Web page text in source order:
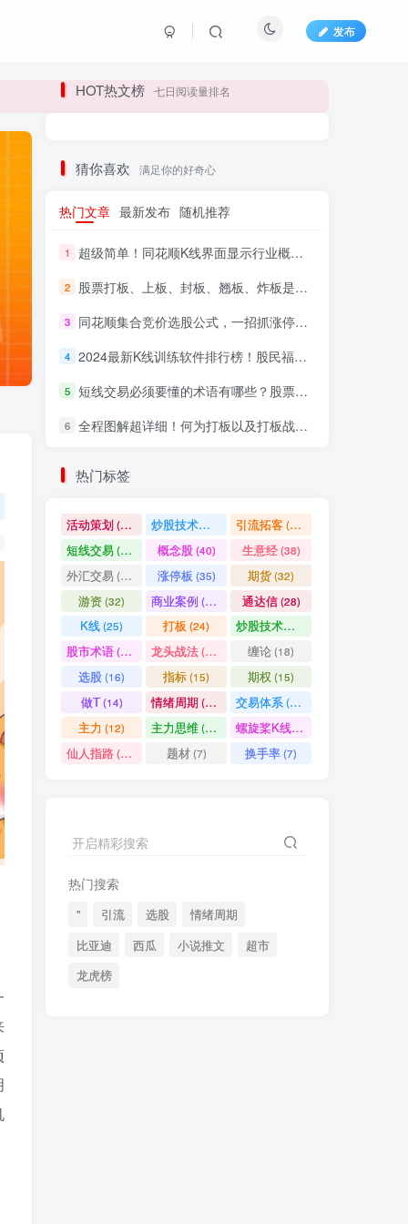
发布
新各大精品创业项目！
HOT热文榜 七日阅读量排名
猜你喜欢 满足你的好奇心
热门文章 最新发布 随机推荐
1 超级简单！同花顺K线界面显示行业概念指标代码图解
2 股票打板、上板、封板、翘板、炸板是什么意思？炒股你必须懂的暗语！
3 同花顺集合竞价选股公式，一招抓涨停让你秒变打板高手！
4 2024最新K线训练软件排行榜！股民福利，十款专业分析工具全揭秘！
5 短线交易必须要懂的术语有哪些？股票分时水上、水下是什么意思？
6 全程图解超详细！何为打板以及打板战法的精髓
热门标签
活动策划(49) 炒股技术指标 (48)引流拓客(46)
短线交易(40) 概念股(40) 生意经(38)
外汇交易 (37) 涨停板 (35) 期货(32)
游资 (32) 商业案例 (30) 通达信(28)
K线(25) 打板 (24) 炒股技术形态
股市术语(21) 龙头战法(20) 缠论(18)
选股(16) 指标(15) 期权 (15)
做T(14) 情绪周期 (14) 交易体系(12)
主力 (12) 主力思维(12) 螺旋桨K线
(11)
仙人指路(10) 题材(7) 换手率(7)
开启精彩搜索
热门搜索
" 引流 选股
情绪周期
比亚迪
西瓜 小说推文
超市
龙虎榜
登录 注册
七日阅读量排名
满足你的好奇心
热门文章 最新发布 随机推荐
1 超级简单！同花顺K线界面显示行业概念指标代码图解
2 股票打板、上板、封板、翘板、炸板是什么意思？炒股你必须懂的暗语！
短线交易必须要懂的术语有哪些？股票分时水上、水下是什么意思？
6 全程图解超详细！何为打板以及打板战法的精髓